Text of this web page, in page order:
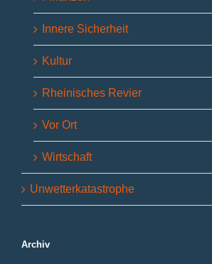
Innere Sicherheit
Kultur
Rheinisches Revier
Vor Ort
Wirtschaft
Unwetterkatastrophe
Archiv